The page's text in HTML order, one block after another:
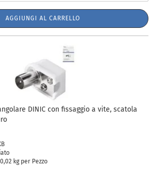
AGGIUNGI AL CARRELLO
DINIC con fissaggio a vite, scatola
0,02 kg per Pezzo